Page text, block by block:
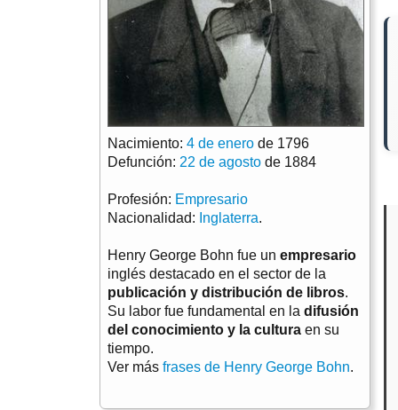
Nacimiento: 4 de enero de 1796
Defunción: 22 de agosto de 1884
Profesión: Empresario
Nacionalidad: Inglaterra.
Henry George Bohn fue un empresario
inglés destacado en el sector de la
publicación y distribución de libros.
Su labor fue fundamental en la difusión
del conocimiento y la cultura en su
tiempo.
Ver más frases de Henry George Bohn.